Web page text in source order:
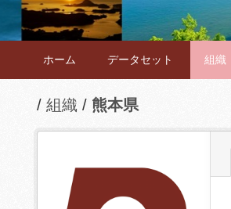
ホーム データセット 組織
組織 熊本県